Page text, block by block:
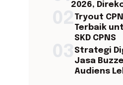
2026,
Tryout
Terbaik
SKD CPNS
Strategi
Jasa
Audiens